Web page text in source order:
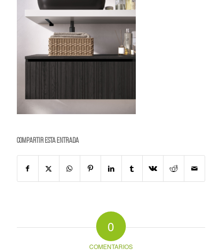
Compartir esta entrada
0
COMENTARIOS